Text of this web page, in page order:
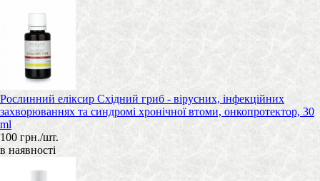
Рослинний еліксир Східний гриб - вірусних, інфекційних
захворюваннях та синдромі хронічної втоми, онкопротектор, 30
ml
100 грн./шт.
в наявності